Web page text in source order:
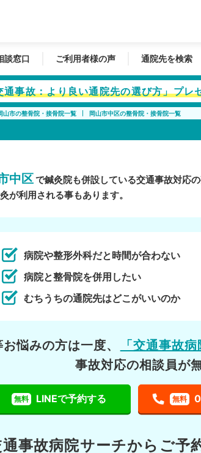
談窓口 ご利用者様の声 通院先を検索
事故：より良い通院先の選び方」プレ
山市の整骨院・接骨院一覧 岡山市中区の整骨院・接骨院一覧
中区で鍼灸院も併設している交通事故対応
が利用される事もあります。
病院や整形外科だと時間が合わない
病院と整骨院を併用したい
むちうちの通院先はどこがいいのか
お悩みの方は一度、 「交通事故
事故対応の相談員が
無料 LINEで予約する 無料
事故病院サーチから ご予